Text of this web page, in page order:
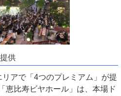
供
アで「4つのプレミアム」が提
恵比寿ビヤホール」は、本場ド